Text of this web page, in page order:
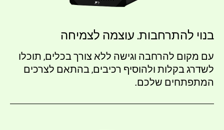
בנוי להתרחבות. עוצמה לצמיחה
עם מקום להרחבה וגישה ללא צורך בכלים, תוכלו
לשדרג בקלות ולהוסיף רכיבים, בהתאם לצרכים
המתפתחים שלכם.